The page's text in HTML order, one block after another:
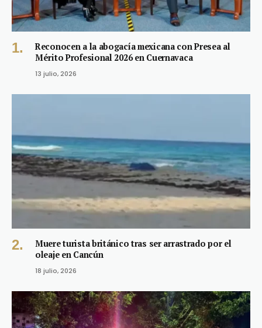
Reconocen a la abogacía mexicana con Presea al
Mérito Profesional 2026 en Cuernavaca
13 julio, 2026
Muere turista británico tras ser arrastrado por el
oleaje en Cancún
18 julio, 2026